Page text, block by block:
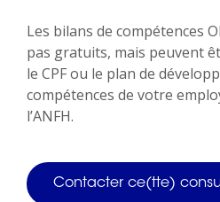
Les bilans de compétences
pas gratuits, mais peuvent
le CPF ou le plan de
compétences de votre
l’ANFH.
Contacter ce(tte)